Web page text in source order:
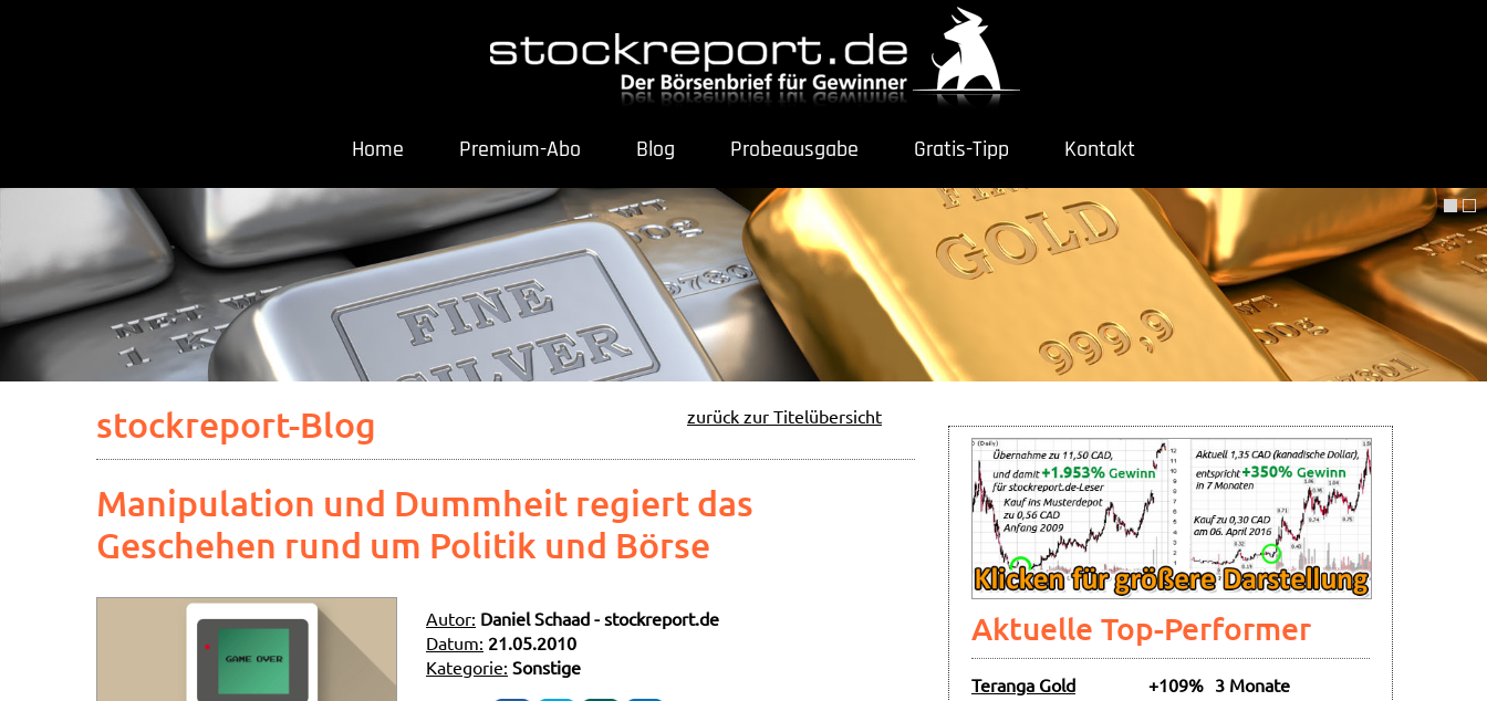
Home Premium-Abo Blog Probeausgabe Gratis-Tipp Kontakt
stockreport-Blog zurück zur Titelübersicht
Manipulation und Dummheit regiert das
Geschehen rund um Politik und Börse
Autor: Daniel Schaad - stockreport.de
Datum: 21.05.2010
Kategorie: Sonstige
Aktuelle Top-Performer
Teranga Gold +109% 3 Monate